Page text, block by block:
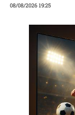
08/08/2026 19:25